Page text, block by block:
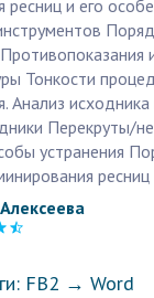
ресниц и его
Тонкости
Анализ
Перекруты/
устранения
ресниц
FB2 → Word